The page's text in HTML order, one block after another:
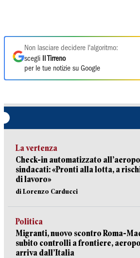
Non lasciare decidere l'algoritmo:
scegli
Il Tirreno
per le tue notizie su Google
La vertenza
Check-in automatizzato
sindacati: «Pronti alla lotta, a
di lavoro»
di Lorenzo Carducci
Politica
Migranti, nuovo scontro Roma-
subito controlli a frontiere,
arriva dall’Italia